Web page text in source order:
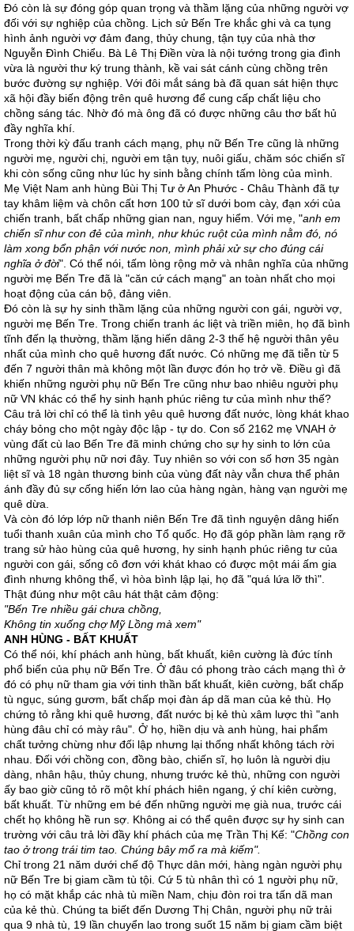
Đó còn là sự đóng góp quan trọng và thầm lặng của những người vợ
đối với sự nghiệp của chồng. Lịch sử Bến Tre khắc ghi và ca tụng
hình ảnh người vợ đảm đang, thủy chung, tận tụy của nhà thơ
Nguyễn Đình Chiểu. Bà Lê Thị Điền vừa là nội tướng trong gia đình
vừa là người thư ký trung thành, kề vai sát cánh cùng chồng trên
bước đường sự nghiệp. Với đôi mắt sáng bà đã quan sát hiện thực
xã hội đầy biến động trên quê hương để cung cấp chất liệu cho
chồng sáng tác. Nhờ đó mà ông đã có được những câu thơ bất hủ
đầy nghĩa khí.
Trong thời kỳ đấu tranh cách mạng, phụ nữ Bến Tre cũng là những
người mẹ, người chị, người em tận tụy, nuôi giấu, chăm sóc chiến sĩ
khi còn sống cũng như lúc hy sinh bằng chính tấm lòng của mình.
Mẹ Việt Nam anh hùng Bùi Thị Tư ở An Phước - Châu Thành đã tự
tay khâm liệm và chôn cất hơn 100 tử sĩ dưới bom cày, đạn xới của
chiến tranh, bất chấp những gian nan, nguy hiểm. Với mẹ, "anh em
chiến sĩ như con đẻ của mình, như khúc ruột của mình nằm đó, nó
làm xong bổn phận với nước non, mình phải xử sự cho đúng cái
nghĩa ở đời". Có thể nói, tấm lòng rộng mở và nhân nghĩa của những
người mẹ Bến Tre đã là "căn cứ cách mạng" an toàn nhất cho mọi
hoạt động của cán bộ, đảng viên.
Đó còn là sự hy sinh thầm lặng của những người con gái, người vợ,
người mẹ Bến Tre. Trong chiến tranh ác liệt và triền miên, họ đã bình
tĩnh đến lạ thường, thầm lặng hiến dâng 2-3 thế hệ người thân yêu
nhất của mình cho quê hương đất nước. Có những mẹ đã tiễn từ 5
đến 7 người thân mà không một lần được đón họ trở về. Điều gì đã
khiến những người phụ nữ Bến Tre cũng như bao nhiêu người phụ
nữ VN khác có thể hy sinh hạnh phúc riêng tư của mình như thế?
Câu trả lời chỉ có thể là tình yêu quê hương đất nước, lòng khát khao
cháy bỏng cho một ngày độc lập - tự do. Con số 2162 mẹ VNAH ở
vùng đất cù lao Bến Tre đã minh chứng cho sự hy sinh to lớn của
những người phụ nữ nơi đây. Tuy nhiên so với con số hơn 35 ngàn
liệt sĩ và 18 ngàn thương binh của vùng đất này vẫn chưa thể phản
ánh đầy đủ sự cống hiến lớn lao của hàng ngàn, hàng vạn người mẹ
quê dừa.
Và còn đó lớp lớp nữ thanh niên Bến Tre đã tình nguyện dâng hiến
tuổi thanh xuân của mình cho Tổ quốc. Họ đã góp phần làm rạng rỡ
trang sử hào hùng của quê hương, hy sinh hạnh phúc riêng tư của
người con gái, sống cô đơn với khát khao có được một mái ấm gia
đình nhưng không thể, vì hòa bình lập lại, họ đã "quá lứa lỡ thì".
Thật đúng như một câu hát thật cảm động:
"Bến Tre nhiều gái chưa chồng,
Không tin xuống chợ Mỹ Lồng mà xem"
ANH HÙNG - BẤT KHUẤT
Có thể nói, khí phách anh hùng, bất khuất, kiên cường là đức tính
phổ biến của phụ nữ Bến Tre. Ở đâu có phong trào cách mạng thì ở
đó có phụ nữ tham gia với tinh thần bất khuất, kiên cường, bất chấp
tù ngục, súng gươm, bất chấp mọi đàn áp dã man của kẻ thù. Họ
chứng tỏ rằng khi quê hương, đất nước bị kẻ thù xâm lược thì "anh
hùng đâu chỉ có mày râu". Ở họ, hiền dịu và anh hùng, hai phẩm
chất tưởng chừng như đối lập nhưng lại thống nhất không tách rời
nhau. Đối với chồng con, đồng bào, chiến sĩ, họ luôn là người dịu
dàng, nhân hậu, thủy chung, nhưng trước kẻ thù, những con người
ấy bao giờ cũng tỏ rõ một khí phách hiên ngang, ý chí kiên cường,
bất khuất. Từ những em bé đến những người mẹ già nua, trước cái
chết họ không hề run sợ. Không ai có thể quên được sự hy sinh can
trường với câu trả lời đầy khí phách của mẹ Trần Thị Kế: "Chồng con
tao ở trong trái tim tao. Chúng bây mổ ra mà kiếm".
Chỉ trong 21 năm dưới chế độ Thực dân mới, hàng ngàn người phụ
nữ Bến Tre bị giam cầm tù tội. Cứ 5 tù nhân thì có 1 người phụ nữ,
họ có mặt khắp các nhà tù miền Nam, chịu đòn roi tra tấn dã man
của kẻ thù. Chúng ta biết đến Dương Thị Chân, người phụ nữ trải
qua 9 nhà tù, 19 lần chuyển lao trong suốt 15 năm bị giam cầm biệt